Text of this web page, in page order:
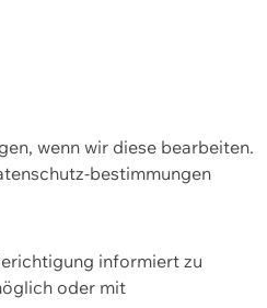
wenn wir diese bearbeiten.
bestimmungen
informiert zu
oder mit